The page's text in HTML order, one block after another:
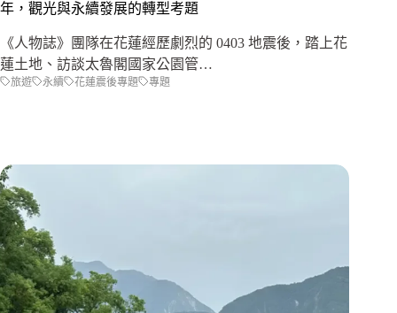
年，觀光與永續發展的轉型考題
《人物誌》團隊在花蓮經歷劇烈的 0403 地震後，踏上花
蓮土地、訪談太魯閣國家公園管…
旅遊 永續 花蓮震後專題 專題